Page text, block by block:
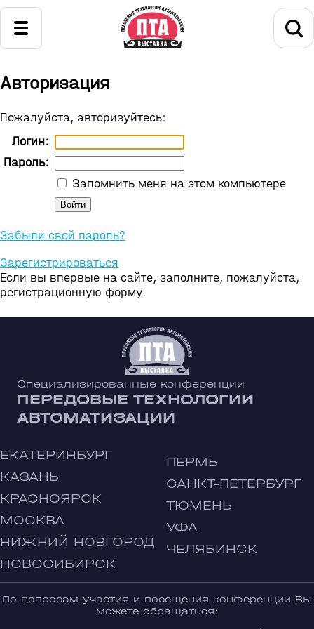
Авторизация
Пожалуйста, авторизуйтесь:
Логин:
Пароль:
Запомнить меня на этом компьютере
Забыли свой пароль?
Зарегистрироваться
Если вы впервые на сайте, заполните, пожалуйста,
регистрационную форму.
Специализированные конференции
ПЕРЕДОВЫЕ ТЕХНОЛОГИИ
АВТОМАТИЗАЦИИ
ЕКАТЕРИНБУРГ
КАЗАНЬ
КРАСНОЯРСК
МОСКВА
НИЖНИЙ НОВГОРОД
НОВОСИБИРСК
ПЕРМЬ
САНКТ-ПЕТЕРБУРГ
ТЮМЕНЬ
УФА
ЧЕЛЯБИНСК
По вопросам участия и посещения конференции Вы
можете обращаться: